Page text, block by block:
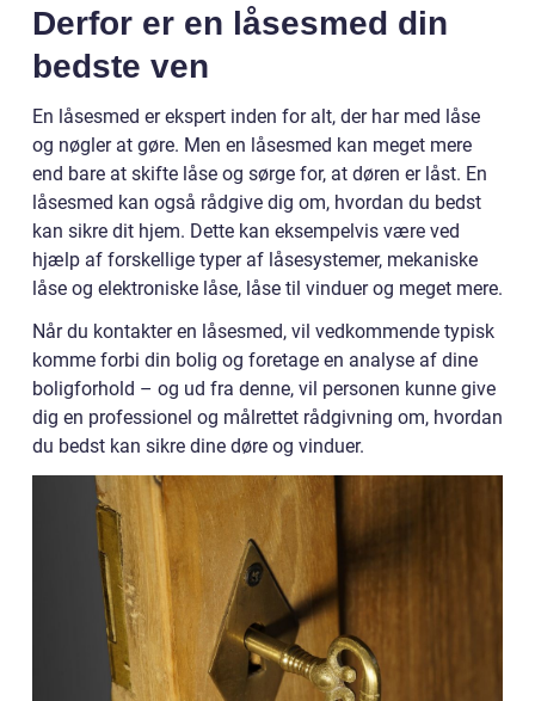
Derfor er en låsesmed din
bedste ven
En låsesmed er ekspert inden for alt, der har med låse
og nøgler at gøre. Men en låsesmed kan meget mere
end bare at skifte låse og sørge for, at døren er låst. En
låsesmed kan også rådgive dig om, hvordan du bedst
kan sikre dit hjem. Dette kan eksempelvis være ved
hjælp af forskellige typer af låsesystemer, mekaniske
låse og elektroniske låse, låse til vinduer og meget mere.
Når du kontakter en låsesmed, vil vedkommende typisk
komme forbi din bolig og foretage en analyse af dine
boligforhold – og ud fra denne, vil personen kunne give
dig en professionel og målrettet rådgivning om, hvordan
du bedst kan sikre dine døre og vinduer.